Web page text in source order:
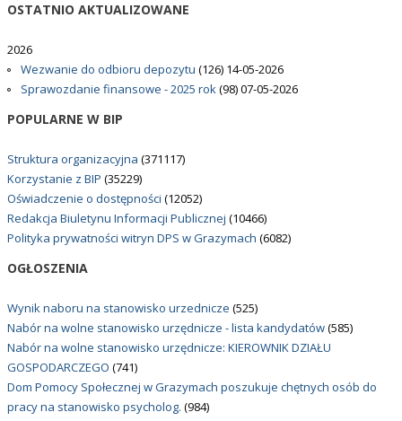
OSTATNIO AKTUALIZOWANE
2026
Wezwanie do odbioru depozytu (126) 14-05-2026
Sprawozdanie finansowe - 2025 rok(98)07-05-2026
POPULARNE W BIP
Struktura organizacyjna (371117)
Korzystanie z BIP (35229)
Oświadczenie o dostępności (12052)
Redakcja Biuletynu Informacji Publicznej (10466)
Polityka prywatności witryn DPS w Grazymach (6082)
OGŁOSZENIA
Wynik naboru na stanowisko urzednicze (525)
Nabór na wolne stanowisko urzędnicze - lista kandydatów(585)
Nabór na wolne stanowisko urzędnicze: KIEROWNIK DZIAŁU
GOSPODARCZEGO (741)
Dom Pomocy Społecznej w Grazymach poszukuje chętnych osób do
pracy na stanowisko psycholog. (984)